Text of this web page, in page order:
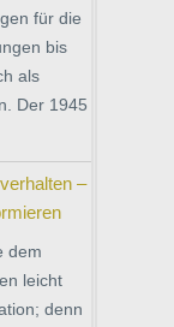
für die
bis
als
Der 1945
–
dem
leicht
denn